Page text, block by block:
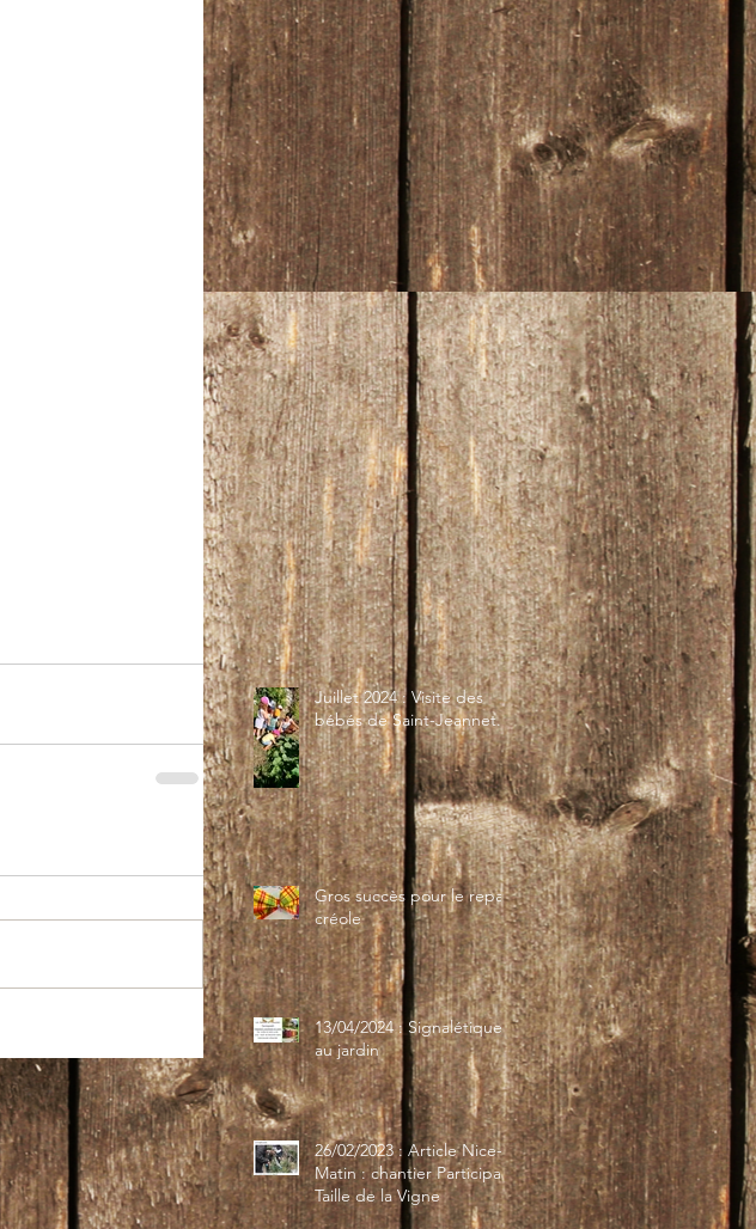
Juillet 2024 : Visite des
bébés de Saint-Jeannet...
Gros succès pour le repas
créole
13/04/2024 : Signalétique
au jardin
26/02/2023 : Article Nice-
Matin : chantier Participatif
Taille de la Vigne